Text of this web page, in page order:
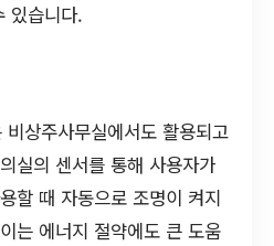
있습니다.
상주사무실에서도 활용되고
실의 센서를 통해 사용자가
할 때 자동으로 조명이 켜지
는 에너지 절약에도 큰 도움